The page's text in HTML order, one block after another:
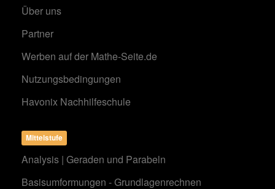
Über uns
Partner
Werben auf der Mathe-Seite.de
Nutzungsbedingungen
Havonix Nachhilfeschule
Mittelstufe
Analysis | Geraden und Parabeln
Basisumformungen - Grundlagenrechnen